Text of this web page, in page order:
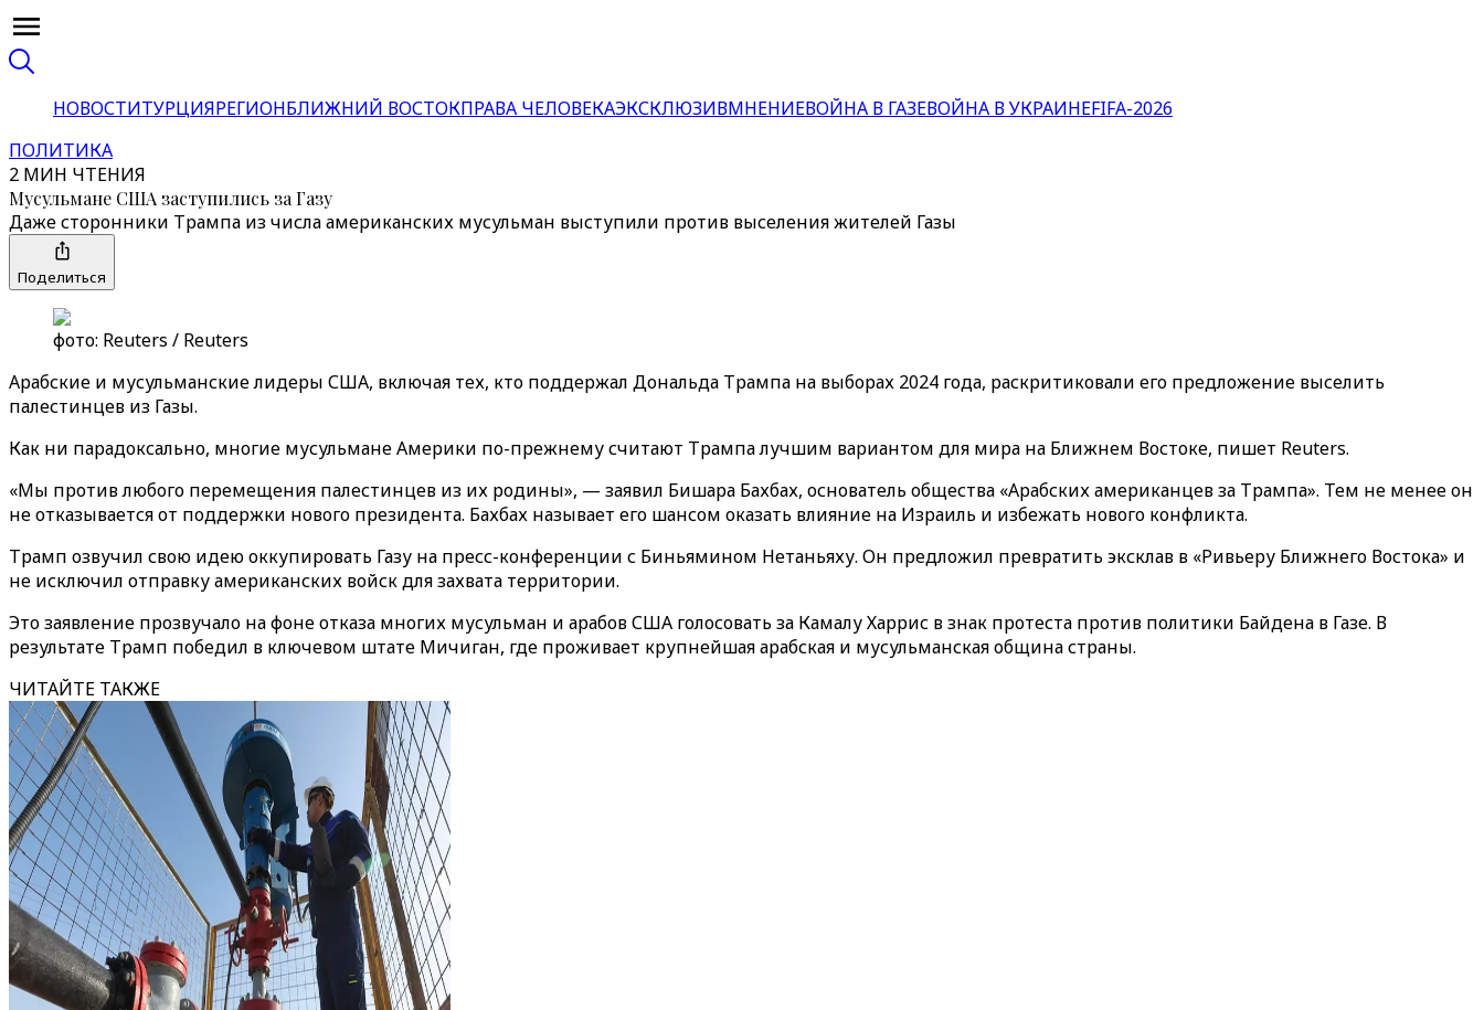
НОВОСТИТУРЦИЯРЕГИОНБЛИЖНИЙ ВОСТОКПРАВА ЧЕЛОВЕКАЭКСКЛЮЗИВМНЕНИЕВОЙНА В ГАЗЕВОЙНА В УКРАИНЕFIFA-2026
ПОЛИТИКА
2 МИН ЧТЕНИЯ
Мусульмане США заступились за Газу
Даже сторонники Трампа из числа американских мусульман выступили против выселения жителей Газы
Поделиться
фото: Reuters / Reuters
Арабские и мусульманские лидеры США, включая тех, кто поддержал Дональда Трампа на выборах 2024 года, раскритиковали его предложение выселить
палестинцев из Газы.
Как ни парадоксально, многие мусульмане Америки по-прежнему считают Трампа лучшим вариантом для мира на Ближнем Востоке, пишет Reuters.
«Мы против любого перемещения палестинцев из их родины», — заявил Бишара Бахбах, основатель общества «Арабских американцев за Трампа». Тем не менее он
не отказывается от поддержки нового президента. Бахбах называет его шансом оказать влияние на Израиль и избежать нового конфликта.
Трамп озвучил свою идею оккупировать Газу на пресс-конференции с Биньямином Нетаньяху. Он предложил превратить эксклав в «Ривьеру Ближнего Востока» и
не исключил отправку американских войск для захвата территории.
Это заявление прозвучало на фоне отказа многих мусульман и арабов США голосовать за Камалу Харрис в знак протеста против политики Байдена в Газе. В
результате Трамп победил в ключевом штате Мичиган, где проживает крупнейшая арабская и мусульманская община страны.
ЧИТАЙТЕ ТАКЖЕ